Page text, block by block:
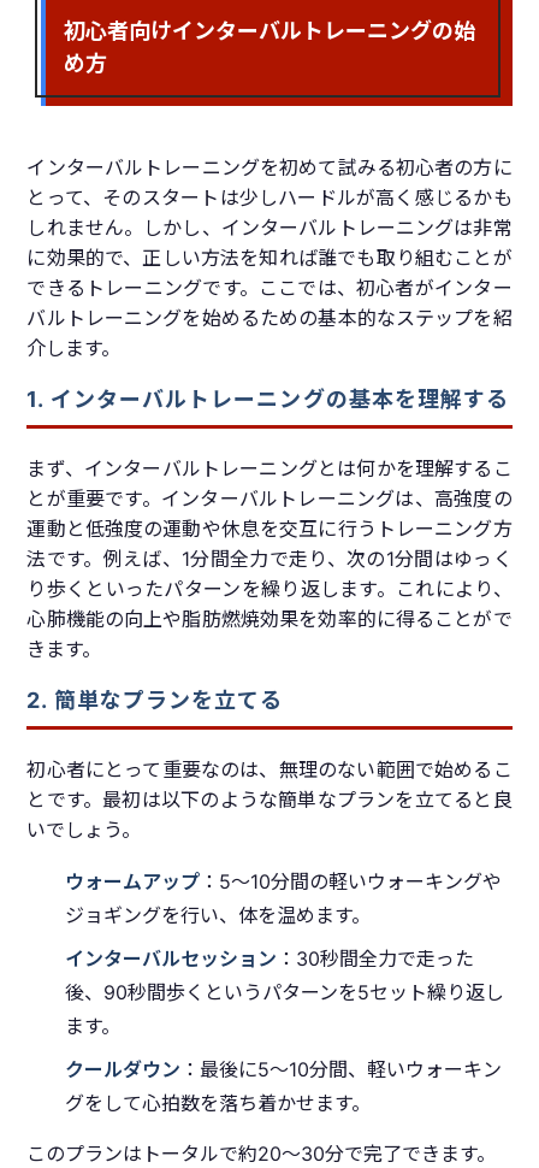
初心者向けインターバルトレーニングの始
め方
インターバルトレーニングを初めて試みる初心者の方に
とって、そのスタートは少しハードルが高く感じるかも
しれません。しかし、インターバルトレーニングは非常
に効果的で、正しい方法を知れば誰でも取り組むことが
できるトレーニングです。ここでは、初心者がインター
バルトレーニングを始めるための基本的なステップを紹
介します。
1. インターバルトレーニングの基本を理解する
まず、インターバルトレーニングとは何かを理解するこ
とが重要です。インターバルトレーニングは、高強度の
運動と低強度の運動や休息を交互に行うトレーニング方
法です。例えば、1分間全力で走り、次の1分間はゆっく
り歩くといったパターンを繰り返します。これにより、
心肺機能の向上や脂肪燃焼効果を効率的に得ることがで
きます。
2. 簡単なプランを立てる
初心者にとって重要なのは、無理のない範囲で始めるこ
とです。最初は以下のような簡単なプランを立てると良
いでしょう。
ウォームアップ ：5〜10分間の軽いウォーキングや
ジョギングを行い、体を温めます。
インターバルセッション ：30秒間全力で走った
後、90秒間歩くというパターンを5セット繰り返し
ます。
クールダウン ：最後に5〜10分間、軽いウォーキン
グをして心拍数を落ち着かせます。
このプランはトータルで約20〜30分で完了できます。